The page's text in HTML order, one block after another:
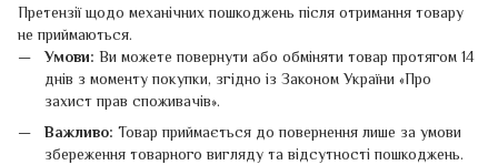
Претензії щодо механічних пошкоджень після отримання товару
не приймаються.
Умови: Ви можете повернути або обміняти товар протягом 14
днів з моменту покупки, згідно із Законом України «Про
захист прав споживачів».
Важливо: Товар приймається до повернення лише за умови
збереження товарного вигляду та відсутності пошкоджень.